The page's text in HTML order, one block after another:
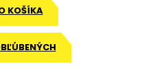
KOŠÍKA